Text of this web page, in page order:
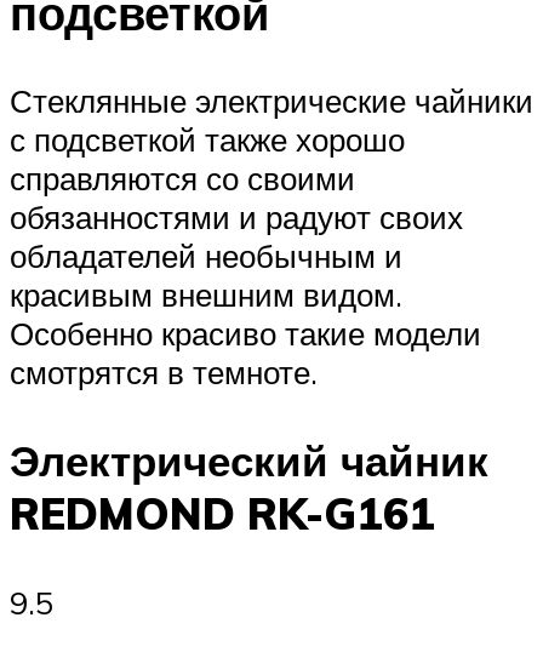
подсветкой
Стеклянные электрические чайники
с подсветкой также хорошо
справляются со своими
обязанностями и радуют своих
обладателей необычным и
красивым внешним видом.
Особенно красиво такие модели
смотрятся в темноте.
Электрический чайник
REDMOND RK-G161
9.5